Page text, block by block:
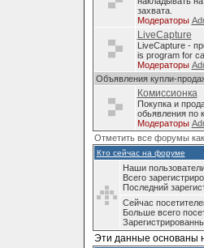
захвата.
Модераторы
LiveCapture
LiveCapture -
is program for
Модераторы
Объявления купли-
Комиссионка
Покупка и
обьявления по
Модераторы
Отметить все форумы
Кто сейчас на форуме
Наши
Всего
Последний
Сейчас
Больше всего
Эти данные основаны